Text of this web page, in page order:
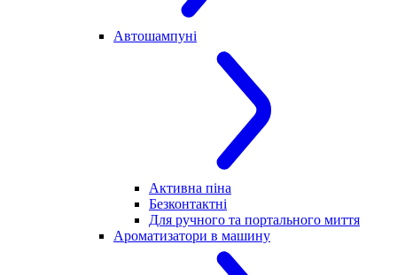
Автошампуні
Активна піна
Безконтактні
Для ручного та портального миття
Ароматизатори в машину